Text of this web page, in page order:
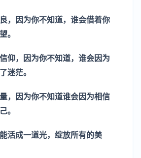
，因为你不知道，谁会借着你
。
仰，因为你不知道，谁会因为
迷茫。
，因为你不知道谁会因为相信
。
活成一道光，绽放所有的美